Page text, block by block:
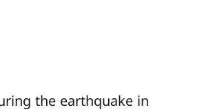
the earthquake in